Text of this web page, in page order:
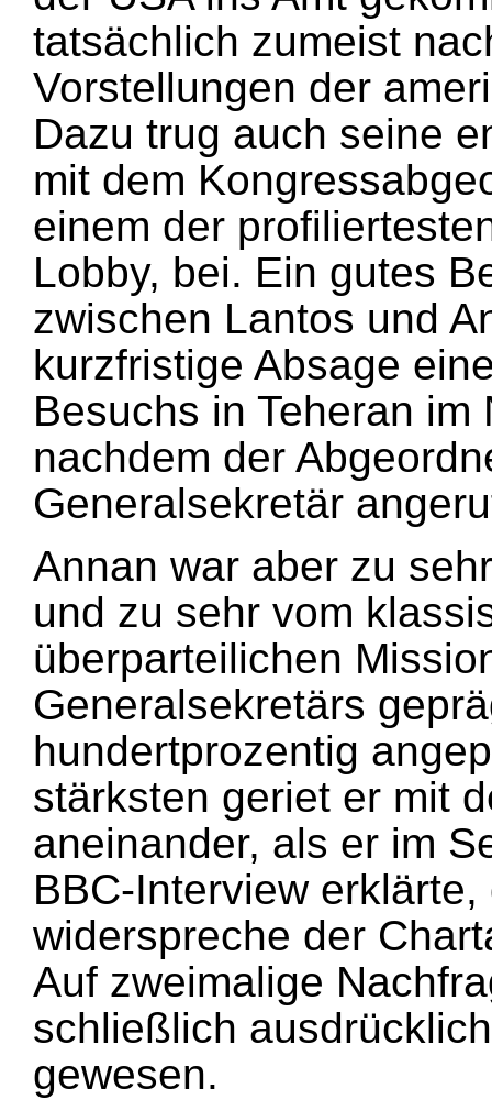
tatsächlich zumeist
Vorstellungen der
Dazu trug auch seine
mit dem
einem der
Lobby, bei. Ein gutes
zwischen Lantos und
kurzfristige Absage
Besuchs in Teheran im
nachdem der
Generalsekretär
Annan war aber zu
und zu sehr vom
überparteilichen
Generalsekretärs
hundertprozentig
stärksten geriet er mit
aneinander, als er im
BBC-Interview
widerspreche der
Auf zweimalige
schließlich
gewesen.